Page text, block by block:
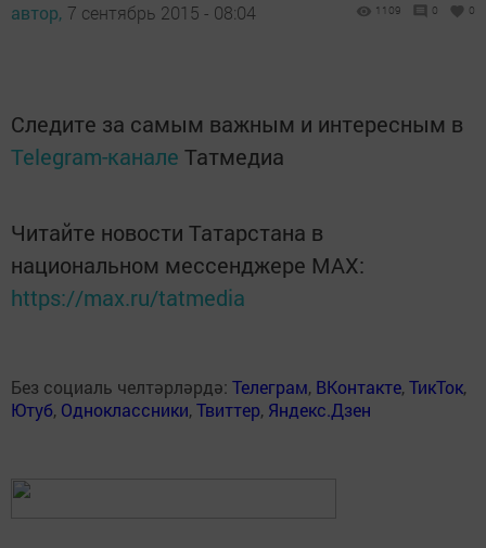
автор, 7 сентябрь 2015 - 08:04 1109 0 0
Следите за самым важным и интересным в
Telegram-канале Татмедиа
Читайте новости Татарстана в
национальном мессенджере MАХ:
https://max.ru/tatmedia
Без социаль челтәрләрдә: Телеграм, ВКонтакте,ТикТок,
Ютуб, Одноклассники,Твиттер, Яндекс.Дзен